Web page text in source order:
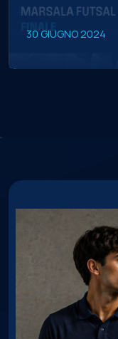
30 GIUGNO 2024